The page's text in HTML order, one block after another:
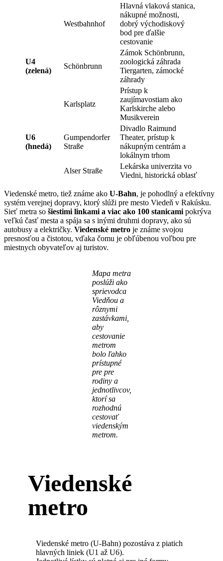
Westbahnhof
Hlavná vlaková stanica,
nákupné možnosti,
dobrý východiskový
bod pre ďalšie
cestovanie
U4
(zelená)
Schönbrunn
Zámok Schönbrunn,
zoologická záhrada
Tiergarten, zámocké
záhrady
Karlsplatz
Prístup k
zaujímavostiam ako
Karlskirche alebo
Musikverein
U6
(hnedá)
Gumpendorfer
Straße
Divadlo Raimund
Theater, prístup k
nákupným centrám a
lokálnym trhom
Alser Straße
Lekárska univerzita vo
Viedni, historická oblasť
Viedenské metro, tiež známe ako U-Bahn, je pohodlný a efektívny
systém verejnej dopravy, ktorý slúži pre mesto Viedeň v Rakúsku.
Sieť metra so šiestimi linkami a viac ako 100 stanicami pokrýva
veľkú časť mesta a spája sa s inými druhmi dopravy, ako sú
autobusy a električky. Viedenské metro je známe svojou
presnosťou a čistotou, vďaka čomu je obľúbenou voľbou pre
miestnych obyvateľov aj turistov.
Mapa metra
poslúži ako
sprievodca
Viedňou a
rôznymi
zastávkami,
aby
cestovanie
metrom
bolo ľahko
prístupné
pre pre
rodiny a
jednotlivcov,
ktorí sa
rozhodnú
cestovať
viedenským
metrom.
Viedenské
metro
Viedenské metro (U-Bahn) pozostáva z piatich
hlavných liniek (U1 až U6).